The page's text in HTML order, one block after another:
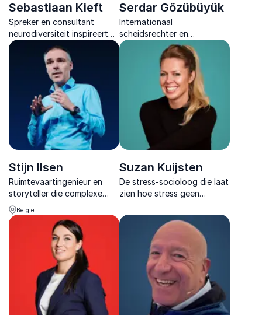
Sebastiaan Kieft
Spreker en consultant
neurodiversiteit inspireert
organisaties met humor en
scherpe inzichten over
Neuro-inclusief leiderschap
en werkcultuur.
Serdar Gözübüyük
Internationaal
scheidsrechter en
inspirerende spreker die met
passie spreekt over respect,
mentaliteit en kansen voor
Stijn Ilsen
Ruimtevaartingenieur en
storyteller die complexe
innovatie vertaalt naar
inspirerende lessen over
leiderschap, teamwork en
gedurfd denken.
België
Suzan Kuijsten
De stress-socioloog die laat
zien hoe stress geen
een bron van energie, focus
en groei kan worden.